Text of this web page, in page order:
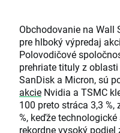
Obchodovanie na Wall
pre hlboký výpredaj
Polovodičové
prehriate tituly z
SanDisk a Micron, sú
akcie Nvidia a TSMC
100 preto stráca 3,3
%, keďže
rekordne vysoký